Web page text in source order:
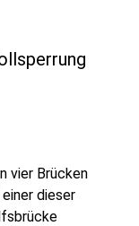
vier Brücken
dieser